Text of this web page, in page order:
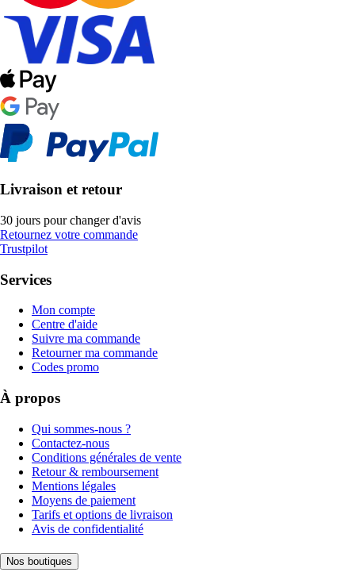
Livraison et retour
30 jours pour changer d'avis
Retournez votre commande
Trustpilot
Services
Mon compte
Centre d'aide
Suivre ma commande
Retourner ma commande
Codes promo
À propos
Qui sommes-nous ?
Contactez-nous
Conditions générales de vente
Retour & remboursement
Mentions légales
Moyens de paiement
Tarifs et options de livraison
Avis de confidentialité
Nos boutiques